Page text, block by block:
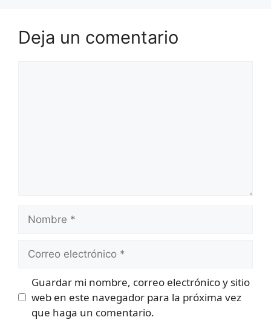
Deja un comentario
electrónico
Guardar mi nombre, correo electrónico y sitio
web en este navegador para la próxima vez
que haga un comentario.